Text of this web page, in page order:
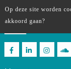
Op deze site worden
akkoord gaan?